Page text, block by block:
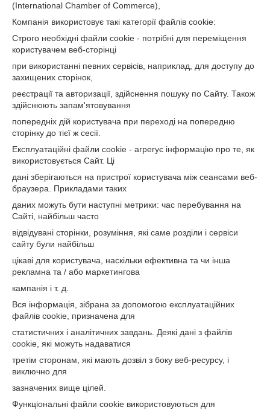
(International Chamber of Commerce),
Компанія використовує такі категорії файлів cookie:
Строго необхідні файли cookie - потрібні для переміщення
користувачем веб-сторінці
при використанні певних сервісів, наприклад, для доступу до
захищених сторінок,
реєстрації та авторизації, здійснення пошуку по Сайту. Також
здійснюють запам'ятовування
попередніх дій користувача при переході на попередню
сторінку до тієї ж сесії.
Експлуатаційні файли cookie - агрегує інформацію про те, як
використовується Сайт. Ці
дані зберігаються на пристрої користувача між сеансами веб-
браузера. Прикладами таких
даних можуть бути наступні метрики: час перебування на
Сайті, найбільш часто
відвідувані сторінки, розуміння, які саме розділи і сервіси
сайту були найбільш
цікаві для користувача, наскільки ефективна та чи інша
рекламна та / або маркетингова
кампанія і т. д.
Вся інформація, зібрана за допомогою експлуатаційних
файлів cookie, призначена для
статистичних і аналітичних завдань. Деякі дані з файлів
cookie, які можуть надаватися
третім сторонам, які мають дозвіл з боку веб-ресурсу, і
виключно для
зазначених вище цілей.
Функціональні файли cookie використовуються для